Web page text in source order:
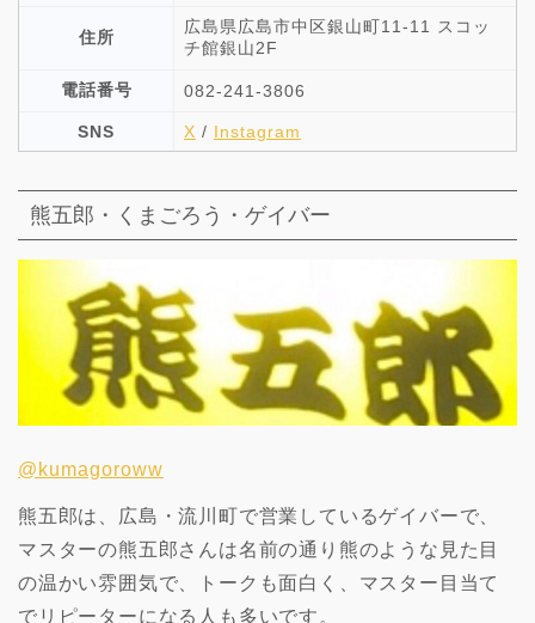
住所
広島県広島市中区銀山町11-11 スコッ
チ館銀山2F
電話番号 082-241-3806
SNS X / Instagram
熊五郎・くまごろう・ゲイバー
@kumagoroww
熊五郎は、広島・流川町で営業しているゲイバーで、
マスターの熊五郎さんは名前の通り熊のような見た目
の温かい雰囲気で、トークも面白く、マスター目当て
でリピーターになる人も多いです。